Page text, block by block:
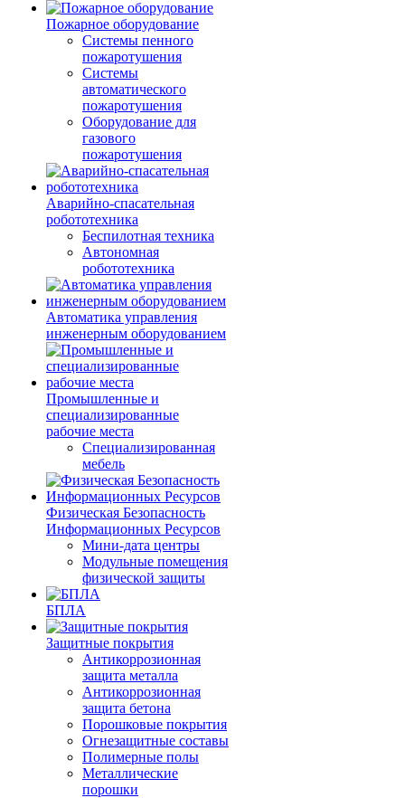
Пожарное оборудование
Системы пенного
пожаротушения
Системы
автоматического
пожаротушения
Оборудование для
газового
пожаротушения
Аварийно-спасательная
робототехника
Беспилотная техника
Автономная
робототехника
Автоматика управления
инженерным оборудованием
Промышленные и
специализированные
рабочие места
Специализированная
мебель
Физическая Безопасность
Информационных Ресурсов
Мини-дата центры
Модульные помещения
физической защиты
БПЛА
Защитные покрытия
Антикоррозионная
защита металла
Антикоррозионная
защита бетона
Порошковые покрытия
Огнезащитные составы
Полимерные полы
Металлические
порошки